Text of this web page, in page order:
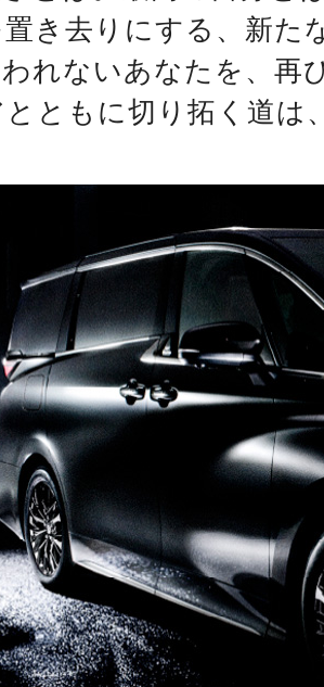
き去りにする、新た
れないあなたを、再
ともに切り拓く道は